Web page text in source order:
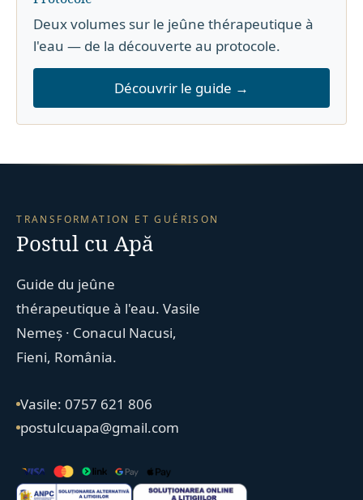
Deux volumes sur le jeûne thérapeutique à
l'eau — de la découverte au protocole.
Découvrir le guide →
TRANSFORMATION ET GUÉRISON
Postul cu Apă
Guide du jeûne
thérapeutique à l'eau. Vasile
Nemeș · Conacul Nacusi,
Fieni, România.
Vasile: 0757 621 806
postulcuapa@gmail.com